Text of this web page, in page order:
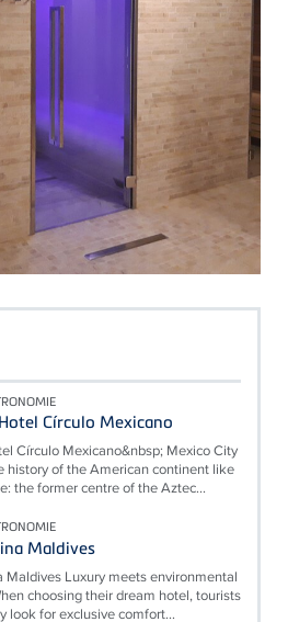
Círculo Mexicano
Círculo Mexicano&nbsp; Mexico City
history of the American continent like
the former centre of the Aztec...
Maldives
Maldives Luxury meets environmental
choosing their dream hotel, tourists
look for exclusive comfort...